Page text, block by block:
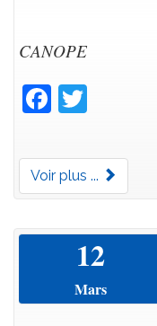
CANOPE
Facebook
Voir plus ...
12
Mars